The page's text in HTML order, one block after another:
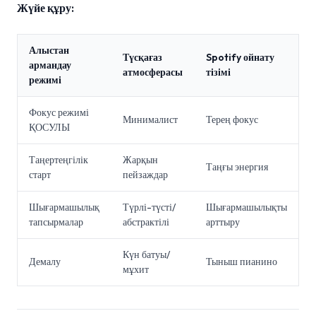
Жүйе құру:
Алыстан
армандау
режимі
Түсқағаз
атмосферасы
Spotify ойнату
тізімі
Фокус режимі
ҚОСУЛЫ
Минималист Терең фокус
Таңертеңгілік
старт
Жарқын
пейзаждар
Таңғы энергия
Шығармашылық
тапсырмалар
Түрлі-түсті/
абстрактілі
Шығармашылықты
арттыру
Демалу
Күн батуы/
мұхит
Тыныш пианино